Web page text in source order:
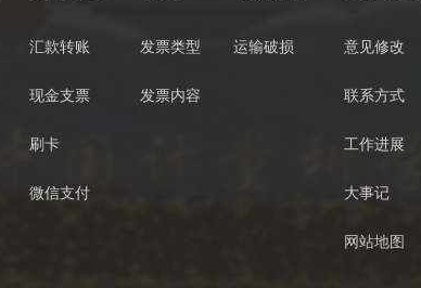
汇款转账
现金支票
刷卡
微信支付
发票类型
发票内容
运输破损 意见修改
联系方式
工作进展
大事记
网站地图